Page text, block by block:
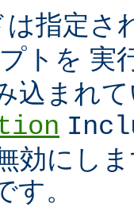
は指定さ
トを 実
込まれ
効にし
。